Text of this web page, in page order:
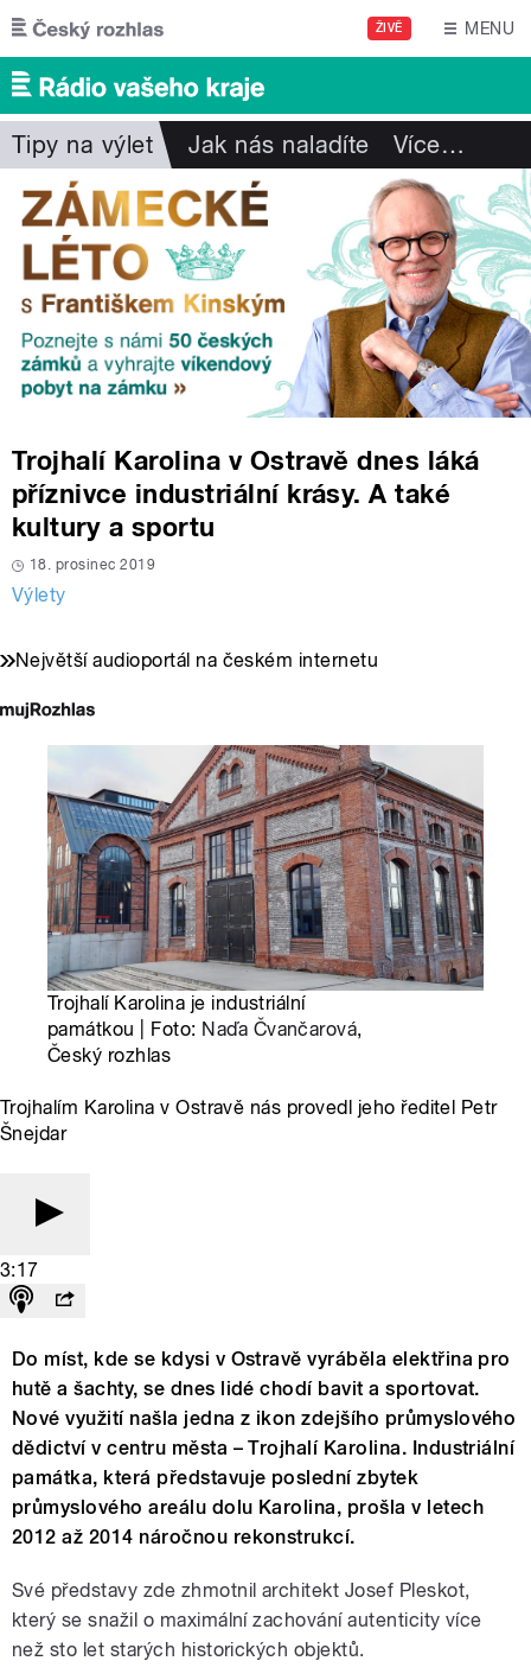
Přejít k hlavnímu obsahu
ŽIVĚ MENU
Tipy na výlet Jak nás naladíte Více…
Trojhalí Karolina v Ostravě dnes láká
příznivce industriální krásy. A také
kultury a sportu
18. prosinec 2019
Výlety
Největší audioportál na českém internetu
Trojhalí Karolina je industriální
památkou | Foto: Naďa Čvančarová,
Český rozhlas
Trojhalím Karolina v Ostravě nás provedl jeho ředitel Petr
Šnejdar
3:17
Do míst, kde se kdysi v Ostravě vyráběla elektřina pro
hutě a šachty, se dnes lidé chodí bavit a sportovat.
Nové využití našla jedna z ikon zdejšího průmyslového
dědictví v centru města – Trojhalí Karolina. Industriální
památka, která představuje poslední zbytek
průmyslového areálu dolu Karolina, prošla v letech
2012 až 2014 náročnou rekonstrukcí.
Své představy zde zhmotnil architekt Josef Pleskot,
který se snažil o maximální zachování autenticity více
než sto let starých historických objektů.